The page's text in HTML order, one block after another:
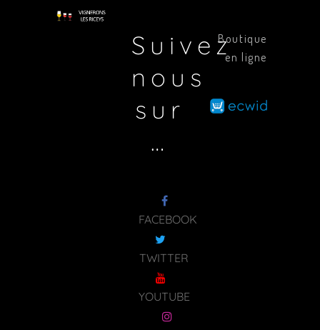
Suivez
nous
sur
…
FACEBOOK
TWITTER
YOUTUBE
Boutique
en ligne